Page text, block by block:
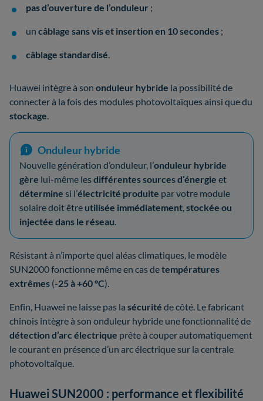
pas d’ouverture de l’onduleur ;
un câblage sans vis et insertion en 10 secondes ;
câblage standardisé
Huawei intègre à son onduleur hybride la possibilité de
connecter à la fois des modules photovoltaïques ainsi que du
stockage
Onduleur hybride
Nouvelle génération d’onduleur, l’onduleur hybride
gère lui-même les différentes sources d’énergie et
détermine si l’électricité produite par votre module
solaire doit être utilisée immédiatement stockée ou
injectée dans le réseau
Résistant à n’importe quel aléas climatiques, le modèle
SUN2000 fonctionne même en cas detempératures
extrêmes (-25 à +60 °C).
Enfin, Huawei ne laisse pas la sécurité de côté. Le fabricant
chinois intègre à son onduleur hybride une fonctionnalité de
détection d’arc électrique prête à couper automatiquement
le courant en présence d’un arc électrique sur la centrale
photovoltaïque.
Huawei SUN2000 : performance et flexibilité